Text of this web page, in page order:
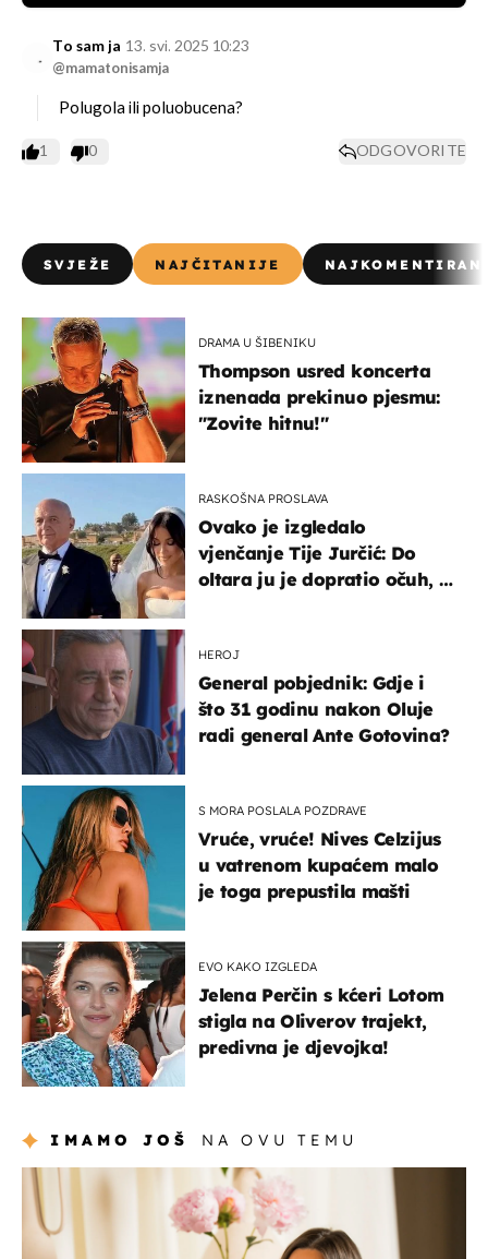
To sam ja
@mamatonisamja
13. svi. 2025 10:23
Polugola ili poluobucena?
1 0 ODGOVORITE
SVJEŽE NAJČITANIJE
DRAMA U ŠIBENIKU
Thompson usred koncerta
iznenada prekinuo pjesmu:
"Zovite hitnu!"
RASKOŠNA PROSLAVA
Ovako je izgledalo
vjenčanje Tije Jurčić: Do
oltara ju je dopratio očuh, a
HEROJ
General pobjednik: Gdje i
što 31 godinu nakon Oluje
radi general Ante Gotovina?
S MORA POSLALA POZDRAVE
Vruće, vruće! Nives Celzijus
u vatrenom kupaćem malo
je toga prepustila mašti
EVO KAKO IZGLEDA
Jelena Perčin s kćeri Lotom
stigla na Oliverov trajekt,
predivna je djevojka!
IMAMO JOŠ NA OVU TEMU
moda & ljepota